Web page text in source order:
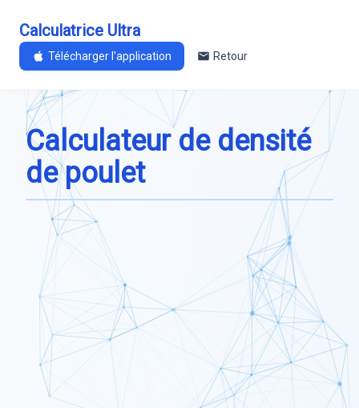
Calculatrice Ultra
Télécharger l'application Retour
Calculateur de densité
de poulet